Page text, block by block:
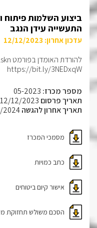
ביצוע השלמות
התעשייה עידן הנגב
עדכון אחרון: 12/12/2023
https://bit.ly/3NEDxqW
מספר מכרז: 05-2023
תאריך פרסום 12/12/2023
תאריך אחרון להגשה2024
מסמכי המכרז
כתב כמויות
אישור קיום ביטוחים
הסכם משולש תחזוקת